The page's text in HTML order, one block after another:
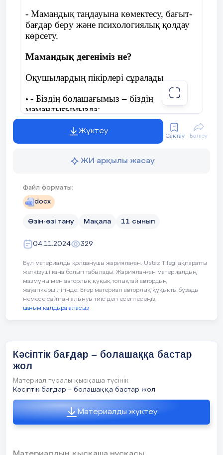
- Мамандық таңдауына көмектесу, бағыт-
бағдар беру және психологиялық қолдау
көрсету.
Мамандық дегеніміз не?
Оқушылардың пікірлері сұралады
• - Біздің болашағымыз – біздің
мамандығымызда;
- адамның болашаққа апаратын жолы;
мақсатының бірі;
• - мамандық бойынша адам жұмыс
істейді;
мамандық;
•- ол белгілі бір кәсіпке ие болу бейіндігі,
ұнату, таңдау, арманыңды іске асыру;
•- мамандық сөзі ол жұмыспен
сипатталады;
- келешекке қойған жоспары,
мамандығын ойдағыдай бітірсе, игерсе
•- адам жаны қалаған қабілеті бар
кәсіпкерлік жұмыспен айналысады.
Әңгімелесу
- Жақсы маман болуы үшін адам нені
білуі және нені үйренуі қажет?
Неліктен?
Жүктеу
Сақтау Бөлісу
ЖИ арқылы жасау
Файл форматы:
docx
Өзін-өзі тану Мақала 11 сынып
04.11.2024 329
Бұл материалды қолданушы жариялаған. Ustaz Tilegi ақпаратты
жеткізуші ғана болып табылады. Жарияланған материалдың
мазмұны мен авторлық құқық толықтай автордың
жауапкершілігінде. Егер материал авторлық құқықты бұзады
немесе сайттан алынуы тиіс деп есептесеңіз,
шағым қалдыра аласыз
Кәсіптік бағдар – болашаққа бастар
жол
Материал туралы қысқаша түсінік
Кәсіптік бағдар – болашаққа бастар жол
Материалды жүктеу